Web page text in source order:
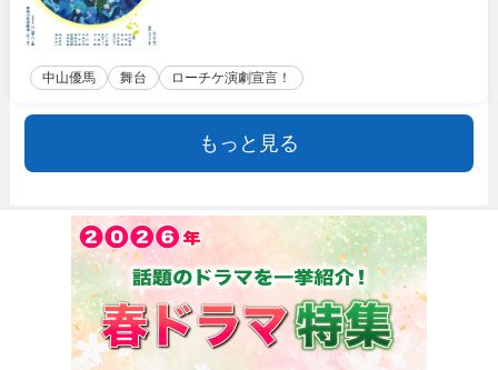
中山優馬 舞台 ローチケ演劇宣言！
もっと見る